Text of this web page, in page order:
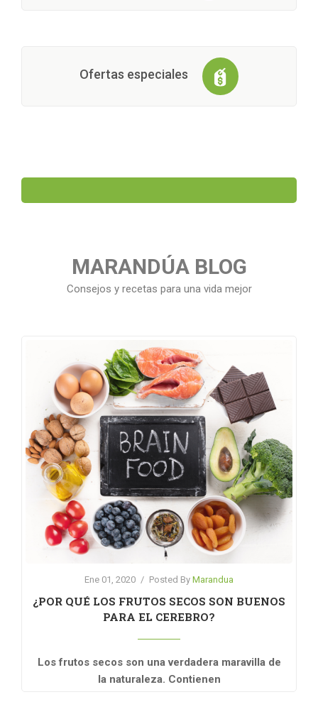
Ofertas especiales
MARANDÚA BLOG
Consejos y recetas para una vida mejor
Ene 01, 2020 / Posted By Marandua
¿POR QUÉ LOS FRUTOS SECOS SON BUENOS
PARA EL CEREBRO?
Los frutos secos son una verdadera maravilla de
la naturaleza. Contienen